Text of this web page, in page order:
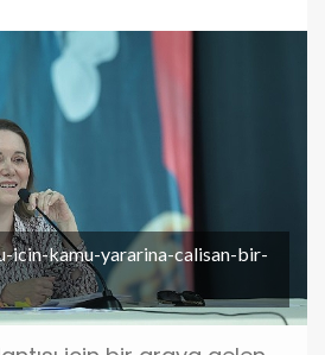
icin-kamu-yararina-calisan-bir-